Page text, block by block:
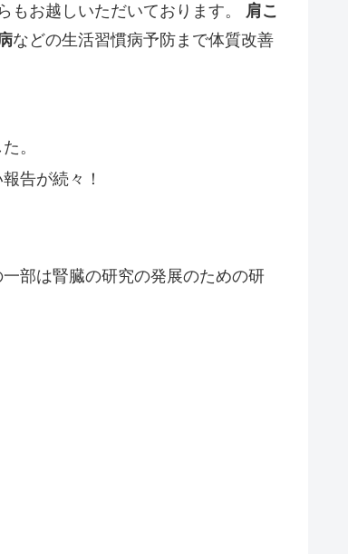
もお越しいただいております。 肩こ
などの生活習慣病予防まで体質改善
。
告が続々！
部は腎臓の研究の発展のための研